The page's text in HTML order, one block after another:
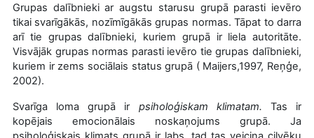
Grupas dalībnieki ar augstu starusu grupā parasti ievēro
tikai svarīgākās, nozīmīgākās grupas normas. Tāpat to darra
arī tie grupas dalībnieki, kuriem grupā ir liela autoritāte.
Visvājāk grupas normas parasti ievēro tie grupas dalībnieki,
kuriem ir zems sociālais status grupā ( Maijers,1997, Reņģe,
2002).
Svarīga loma grupā ir psiholoģiskam klimatam. Tas ir
kopējais emocionālais noskaņojums grupā. Ja